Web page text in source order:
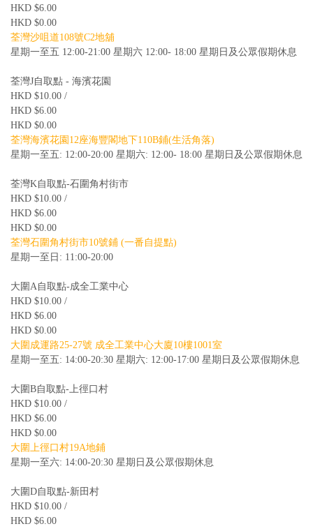
HKD $6.00
HKD $0.00
荃灣沙咀道108號C2地舖
星期一至五 12:00-21:00 星期六 12:00- 18:00 星期日及公眾假期休息
荃灣J自取點 - 海濱花園
HKD $10.00 /
HKD $6.00
HKD $0.00
荃灣海濱花園12座海豐閣地下110B鋪(生活角落)
星期一至五: 12:00-20:00 星期六: 12:00- 18:00 星期日及公眾假期休息
荃灣K自取點-石圍角村街市
HKD $10.00 /
HKD $6.00
HKD $0.00
荃灣石圍角村街市10號鋪 (一番自提點)
星期一至日: 11:00-20:00
大圍A自取點-成全工業中心
HKD $10.00 /
HKD $6.00
HKD $0.00
大圍成運路25-27號 成全工業中心大廈10樓1001室
星期一至五: 14:00-20:30 星期六: 12:00-17:00 星期日及公眾假期休息
大圍B自取點-上徑口村
HKD $10.00 /
HKD $6.00
HKD $0.00
大圍上徑口村19A地鋪
星期一至六: 14:00-20:30 星期日及公眾假期休息
大圍D自取點-新田村
HKD $10.00 /
HKD $6.00